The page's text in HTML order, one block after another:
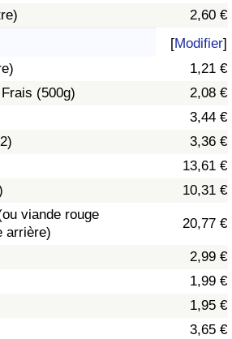
2,60 €
[Modifier]
1,21 €
(500g)
2,08 €
3,44 €
3,36 €
13,61 €
10,31 €
viande rouge
arrière)
20,77 €
2,99 €
1,99 €
1,95 €
3,65 €
par pays
santé (Actuel)
par Pays